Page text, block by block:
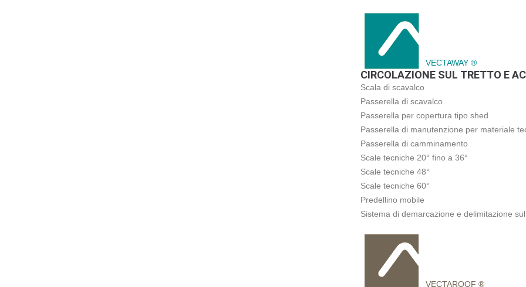
VECTAWAY ®
CIRCOLAZIONE SUL TRETTO E
Scala di scavalco
Passerella di scavalco
Passerella per copertura tipo shed
Passerella di manutenzione per materiale
Passerella di camminamento
Scale tecniche 20° fino a 36°
Scale tecniche 48°
Scale tecniche 60°
Predellino mobile
Sistema di demarcazione e delimitazione
VECTAROOF ®